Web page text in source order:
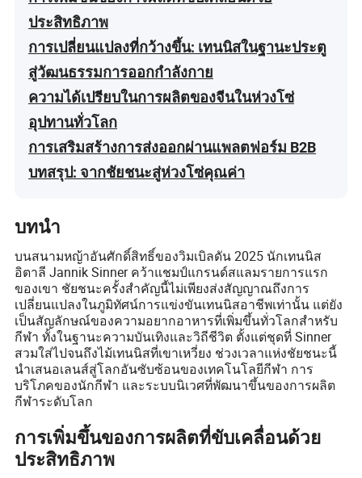
ประสิทธิภาพ
การเปลี่ยนแปลงที่กว้างขึ้น: เทนนิสในฐานะประตู
สู่วัฒนธรรมการออกกำลังกาย
ความได้เปรียบในการผลิตของจีนในห่วงโซ่
อุปทานทั่วโลก
การเสริมสร้างการส่งออกผ่านแพลตฟอร์ม B2B
บทสรุป: จากชัยชนะสู่ห่วงโซ่คุณค่า
บทนำ
บนสนามหญ้าอันศักดิ์สิทธิ์ของวิมเบิลดัน 2025 นักเทนนิส
อิตาลี Jannik Sinner คว้าแชมป์แกรนด์สแลมรายการแรก
ของเขา ชัยชนะครั้งสำคัญนี้ไม่เพียงส่งสัญญาณถึงการ
เปลี่ยนแปลงในภูมิทัศน์การแข่งขันเทนนิสอาชีพเท่านั้น แต่ยัง
เป็นสัญลักษณ์ของความอยากอาหารที่เพิ่มขึ้นทั่วโลกสำหรับ
กีฬา ทั้งในฐานะความบันเทิงและวิถีชีวิต ตั้งแต่ชุดที่ Sinner
สวมใส่ไปจนถึงไม้เทนนิสที่เขาเหวี่ยง ช่วงเวลาแห่งชัยชนะนี้
นำเสนอเลนส์สู่โลกอันซับซ้อนของเทคโนโลยีกีฬา การ
บริโภคของนักกีฬา และระบบนิเวศที่พัฒนาขึ้นของการผลิต
กีฬาระดับโลก
การเพิ่มขึ้นของการผลิตที่ขับเคลื่อนด้วย
ประสิทธิภาพ